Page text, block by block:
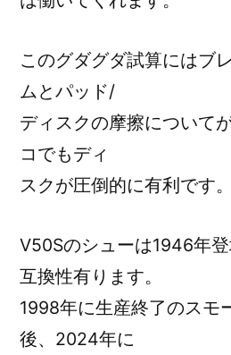
このグダグダ試算にはブ
ムとパッド/
ディスクの摩擦について
コでもディ
スクが圧倒的に有利です。
V50Sのシューは1946年
互換性有ります。
1998年に生産終了のスモ
後、2024年に